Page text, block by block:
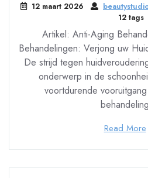
12 maart 2026
12 tags
Artikel: Anti-Aging
Behandelingen: Verjong uw
De strijd tegen
onderwerp in de
voortdurende
Read More